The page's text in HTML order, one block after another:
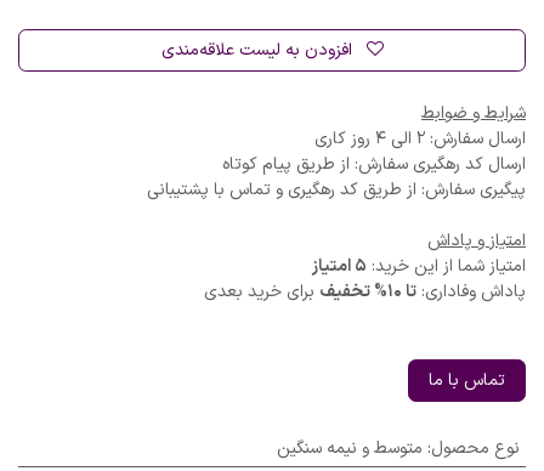
افزودن به لیست علاقه‌مندی
شرایط و ضوابط
ارسال سفارش: 2 الی 4 روز کاری
ارسال کد رهگیری سفارش: از طریق پیام کوتاه
پیگیری سفارش: از طریق کد رهگیری و تماس با پشتیبانی
امتیاز و پاداش
امتیاز شما از این خرید: 5 امتیاز
پاداش وفاداری: تا 10% تخفیف برای خرید بعدی
تماس با ما
نوع محصول: متوسط و نیمه سنگین